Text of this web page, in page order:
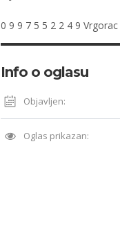
0 9 9 7 5 5 2 2 4 9 Vrgorac
Info o oglasu
Objavljen:
Oglas prikazan: